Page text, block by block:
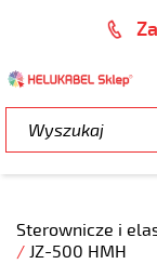
Sterownicze i
/ JZ-500 HMH